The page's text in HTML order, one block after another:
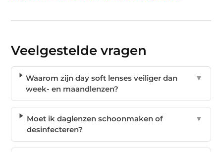
Veelgestelde vragen
Waarom zijn day soft lenses veiliger dan
week- en maandlenzen?
▼
Moet ik daglenzen schoonmaken of
desinfecteren?
▼